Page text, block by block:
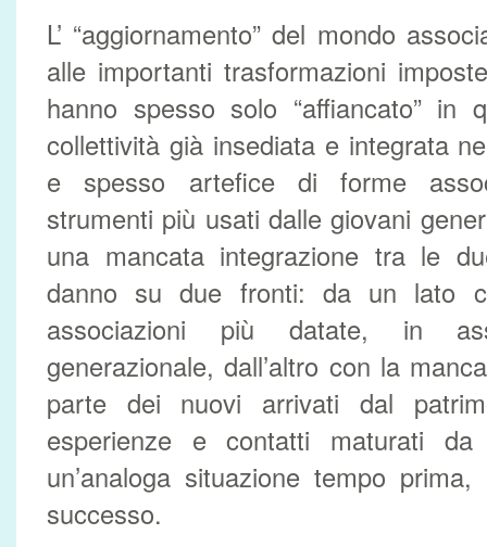
L’ “aggiornamento” del mondo
alle importanti trasformazioni
hanno spesso solo “affiancato” in
collettività già insediata e integrata
e spesso artefice di forme
strumenti più usati dalle giovani
una mancata integrazione tra le
danno su due fronti: da un lato
associazioni più datate, in
generazionale, dall’altro con la
parte dei nuovi arrivati dal
esperienze e contatti maturati
un’analoga situazione tempo
successo.